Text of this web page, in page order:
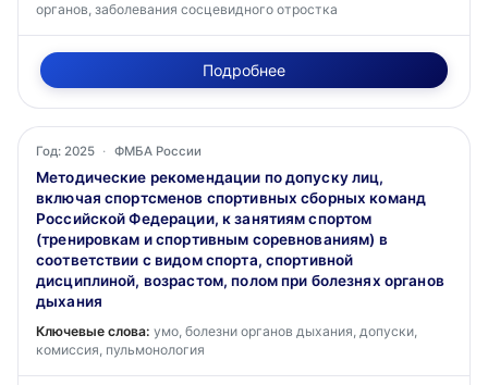
органов, заболевания сосцевидного отростка
Подробнее
Год: 2025 · ФМБА России
Методические рекомендации по допуску лиц,
включая спортсменов спортивных сборных команд
Российской Федерации, к занятиям спортом
(тренировкам и спортивным соревнованиям) в
соответствии с видом спорта, спортивной
дисциплиной, возрастом, полом при болезнях органов
дыхания
Ключевые слова: умо, болезни органов дыхания, допуски,
комиссия, пульмонология